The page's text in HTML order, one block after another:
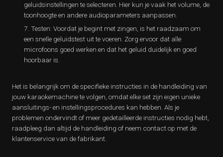
geluidsinstellingen te selecteren. Hier kun je vaak het volume, de
toonhoogte en andere audioparameters aanpassen.
Testen: Voordat je begint met zingen, is het raadzaam om
een snelle geluidstest uit te voeren. Zorg ervoor dat alle
microfoons goed werken en dat het geluid duidelijk en goed
hoorbaar is.
Het is belangrijk om de specifieke instructies in de handleiding van
jouw karaokemachine te volgen, omdat elke set zijn eigen unieke
aansluitings- en instellingsprocedures kan hebben. Als je
problemen ondervindt of meer gedetailleerde instructies nodig hebt,
raadpleeg dan altijd de handleiding of neem contact op met de
klantenservice van de fabrikant.